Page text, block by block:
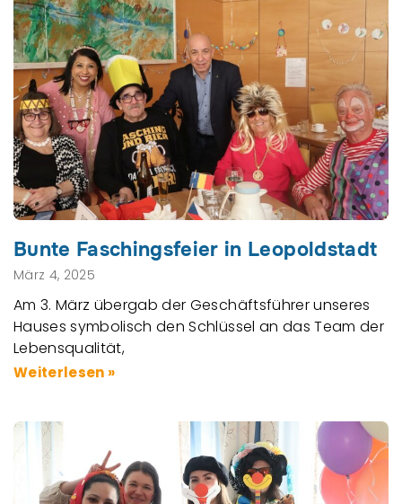
Bunte Faschingsfeier in Leopoldstadt
März 4, 2025
Am 3. März übergab der Geschäftsführer unseres
Hauses symbolisch den Schlüssel an das Team der
Lebensqualität,
Weiterlesen »